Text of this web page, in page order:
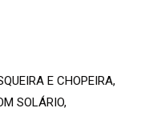
E CHOPEIRA,
SOLÁRIO,